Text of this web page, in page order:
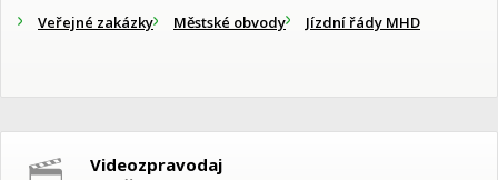
Veřejné zakázky
Městské obvody Jízdní řády MHD
Videozpravodaj